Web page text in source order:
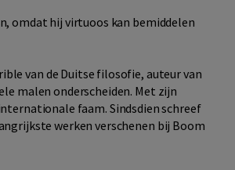
omdat hij virtuoos kan bemiddelen
van de Duitse filosofie, auteur van
malen onderscheiden. Met zijn
faam. Sindsdien schreef
werken verschenen bij Boom